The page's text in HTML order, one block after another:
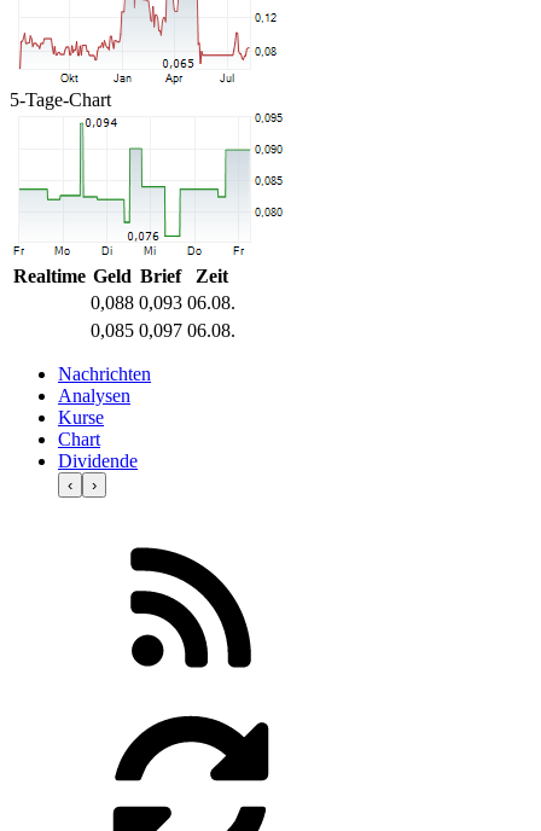
5-Tage-Chart
Realtime Geld Brief
Zeit
0,088 0,093 06.08.
0,085 0,097 06.08.
Nachrichten
Analysen
Kurse
Chart
Dividende
‹ ›